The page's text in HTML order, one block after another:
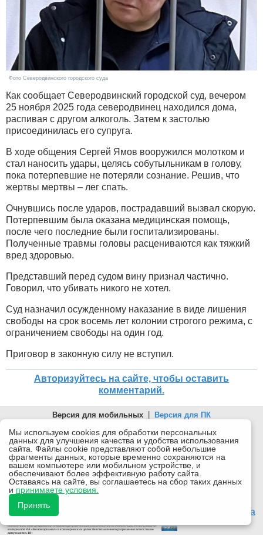
Фото Северодвинского городского суда
Как сообщает Северодвинский городской суд, вечером
25 ноября 2025 года северодвинец находился дома,
распивая с другом алкоголь. Затем к застолью
присоединилась его супруга.
В ходе общения Сергей Ямов вооружился молотком и
стал наносить удары, целясь собутыльникам в голову,
пока потерпевшие не потеряли сознание. Решив, что
жертвы мертвы – лег спать.
Очнувшись после ударов, пострадавший вызвал скорую.
Потерпевшим была оказана медицинская помощь,
после чего последние были госпитализированы.
Полученные травмы головы расцениваются как тяжкий
вред здоровью.
Представший перед судом вину признал частично.
Говорил, что убивать никого не хотел.
️Суд назначил осужденному наказание в виде лишения
свободы на срок восемь лет колонии строгого режима, с
ограничением свободы на один год.
Приговор в законную силу не вступил.
Авторизуйтесь на сайте, чтобы оставить
комментарий.
Версия для мобильных
Версия для ПК
© 2026 Беломорканал Северодвинск tv29.ru
Joomla!is Free Software released under the GNU General Public
License.
Mobile version byMobile Joomla!
Desktop Version
СИ "Информационное агентство "Беломорканал" регистрационный номер ЭЛ № ФС77-77001 от
массовых коммуникаций (Роскомнадзор). Учредитель: ООО "ТВ29". Главный редактор: Рудалев А.Г.
Беломорканал - новостной сайт Архангельской области: новости Северодвинска, новости поморья,
Все права на материалы, опубликованные на сайте, защищены в соответствии с российским и
обязательна. При цитировании информации гиперссылка на www.tv29.ru обязательна. Использование
материалов ИА «Беломорканал» в коммерческих целях без письменного разрешения агентства не
допускается. 18+
Мы используем cookies для обработки персональных
данных для улучшения качества и удобства использования
сайта. Файлы cookie представляют собой небольшие
фрагменты данных, которые временно сохраняются на
вашем компьютере или мобильном устройстве, и
обеспечивают более эффективную работу сайта.
Оставаясь на сайте, вы соглашаетесь на сбор таких данных
и принимаете условия.
Принять